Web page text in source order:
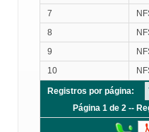
7
8
9
10
Registros por página:
Página 1 de 2 --